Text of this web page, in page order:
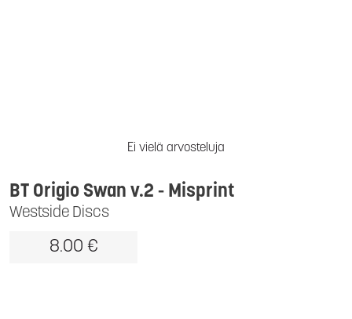
Ei vielä arvosteluja
Westside Discs
BT Origio Swan v.2 - Misprint
8.00 €